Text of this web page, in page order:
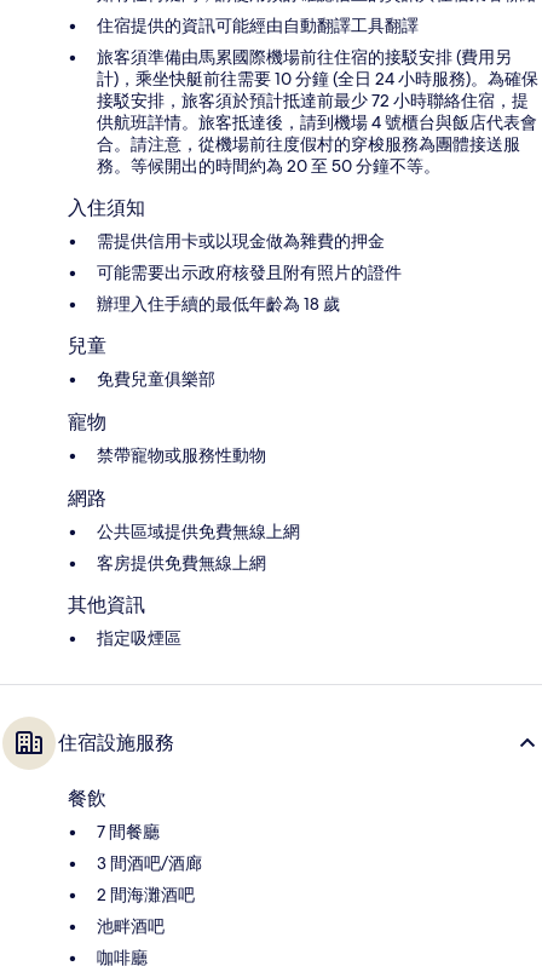
住宿提供的資訊可能經由自動翻譯工具翻譯
旅客須準備由馬累國際機場前往住宿的接駁安排 (費用另
計)，乘坐快艇前往需要 10 分鐘 (全日 24 小時服務)。為確保
接駁安排，旅客須於預計抵達前最少 72 小時聯絡住宿，提
供航班詳情。旅客抵達後，請到機場 4 號櫃台與飯店代表會
合。請注意，從機場前往度假村的穿梭服務為團體接送服
務。等候開出的時間約為 20 至 50 分鐘不等。
入住須知
需提供信用卡或以現金做為雜費的押金
可能需要出示政府核發且附有照片的證件
辦理入住手續的最低年齡為 18 歲
兒童
免費兒童俱樂部
寵物
禁帶寵物或服務性動物
網路
公共區域提供免費無線上網
客房提供免費無線上網
其他資訊
指定吸煙區
住宿設施服務
餐飲
7 間餐廳
3 間酒吧/酒廊
2 間海灘酒吧
池畔酒吧
咖啡廳